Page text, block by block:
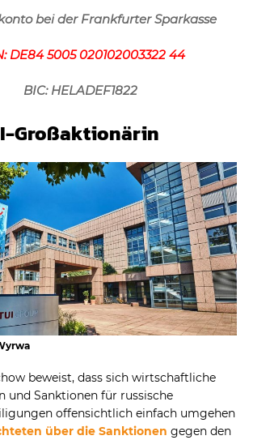
bei der Frankfurter Sparkasse
DE84 5005 020102003322 44
BIC: HELADEF1822
Großaktionärin
beweist, dass sich wirtschaftliche
und Sanktionen für russische
offensichtlich einfach umgehen
über die Sanktionen gegen den